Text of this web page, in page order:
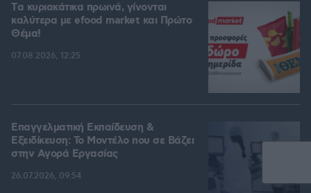
Tα κυριακάτικα πρωινά, γίνονται
καλύτερα με efood market και Πρώτο
Θέμα!
07.08.2026, 12:25
Επαγγελματική Εκπαίδευση &
Εξειδίκευση: Το Mοντέλο που σε Bάζει
στην Aγορά Eργασίας
26.07.2026, 09:54